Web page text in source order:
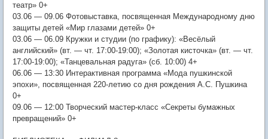
театр» 0+
03.06 — 09.06 Фотовыставка, посвященная Международному дню
защиты детей «Мир глазами детей» 0+
03.06 — 06.09 Кружки и студии (по графику): «Весёлый
английский» (вт. — чт. 17:00-19:00); «Золотая кисточка» (вт. — чт.
17:00-19:00); «Танцевальная радуга» (сб. 10:00) 4+
06.06 — 13:30 Интерактивная программа «Мода пушкинской
эпохи», посвященная 220-летию со дня рождения А.С. Пушкина
0+
09.06 — 12:00 Творческий мастер-класс «Секреты бумажных
превращений» 0+